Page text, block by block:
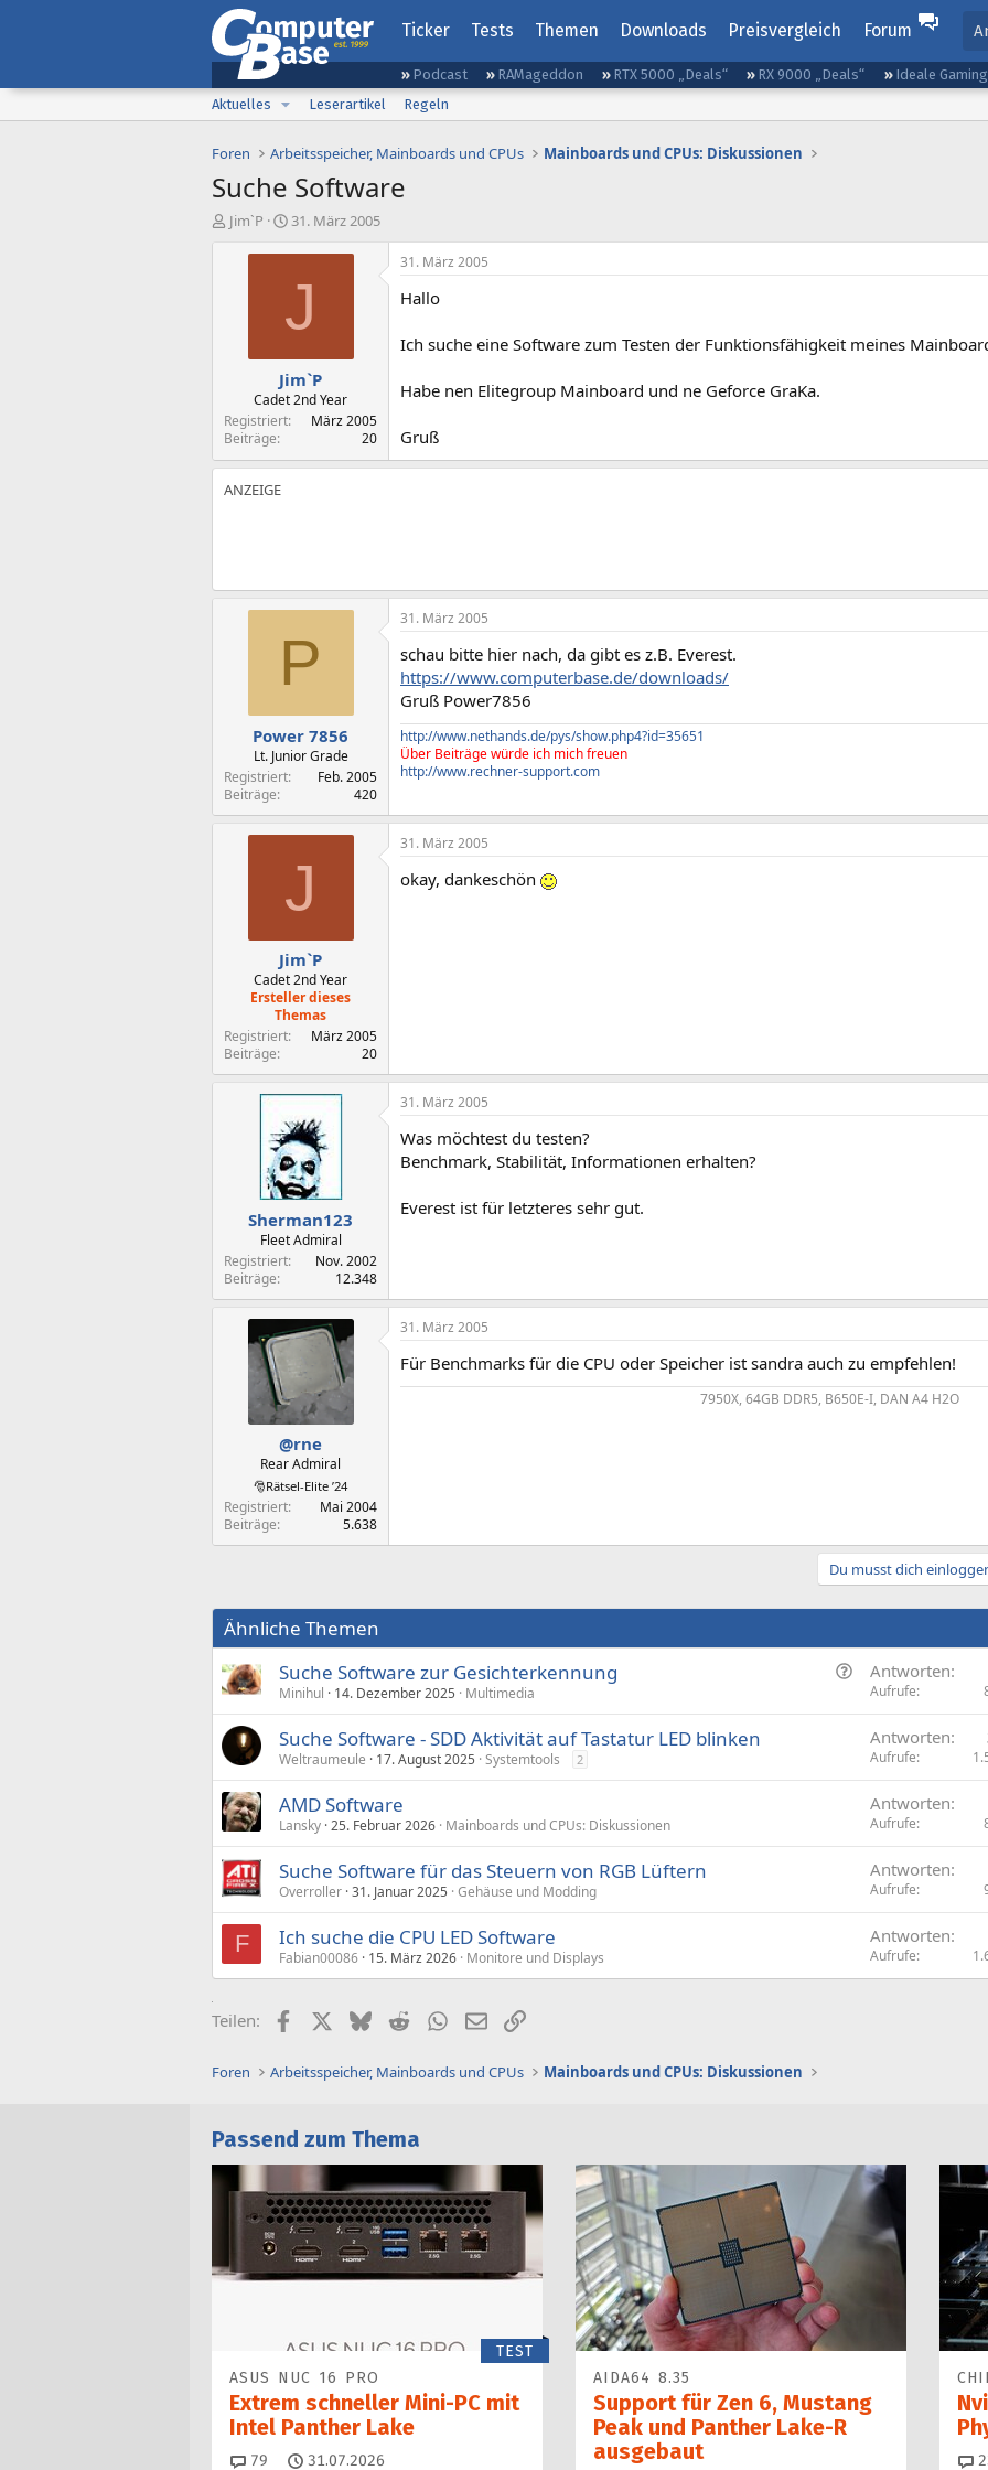
Ticker Tests Themen Downloads Preisvergleich Forum
Podcast RAMageddon RTX 5000 „Deals“ RX 9000 „Deals“ Ideale
Aktuelles
Leserartikel Regeln
Foren Arbeitsspeicher, Mainboards und CPUs Mainboards und CPUs: Diskussionen
Suche Software
E
Jim`P
E
s
l
t
a
m
31. März 2005
J
Jim`P
Cadet 2nd Year
Registriert
März 2005
Beiträge
20
31. März 2005
Hallo
Ich suche eine Software zum Testen der Funktionsfähigkeit meines
Habe nen Elitegroup Mainboard und ne Geforce GraKa.
Gruß
P
Power 7856
Lt. Junior Grade
Registriert
Feb. 2005
Beiträge
420
31. März 2005
schau bitte hier nach, da gibt es z.B. Everest.
https://www.computerbase.de/downloads/
Gruß Power7856
http://www.nethands.de/pys/show.php4?id=35651
Über Beiträge würde ich mich freuen
http://www.rechner-support.com
J
Jim`P
Cadet 2nd Year
Ersteller dieses
Themas
Registriert
März 2005
Beiträge
20
31. März 2005
okay, dankeschön
Sherman123
Fleet Admiral
Registriert
Nov. 2002
Beiträge
12.348
31. März 2005
Was möchtest du testen?
Benchmark, Stabilität, Informationen erhalten?
Everest ist für letzteres sehr gut.
@rne
Rear Admiral
🎅Rätsel-Elite ’24
Registriert
Mai 2004
Beiträge
5.638
31. März 2005
Für Benchmarks für die CPU oder Speicher ist sandra auch zu empfehlen!
7950X, 64GB DDR5, B650E-I, DAN A4 H2O​
Du musst dich
Ähnliche Themen
F
a
Suche Software zur Gesichterkennung
Minihul 14. Dezember 2025 Multimedia
Antworten
Aufrufe
Suche Software - SDD Aktivität auf Tastatur LED blinken
Weltraumeule 17. August 2025 Systemtools 2
Antworten
Aufrufe
AMD Software
Lansky 25. Februar 2026 Mainboards und CPUs: Diskussionen
Antworten
Aufrufe
Suche Software für das Steuern von RGB Lüftern
Overroller 31. Januar 2025 Gehäuse und Modding
Antworten
Aufrufe
F Ich suche die CPU LED Software
Fabian00086 15. März 2026 Monitore und Displays
Antworten
Aufrufe
Teilen: FacebookX (Twitter)
BlueskyRedditWhatsApp
E-MailLink
Foren Arbeitsspeicher, Mainboards und CPUs Mainboards und CPUs: Diskussionen
Passend zum Thema
TEST
ASUS NUC 16 PRO
Extrem schneller Mini-PC mit
Intel Panther Lake
79 Kommentare
31.07.2026
AIDA64 8.35
Support für Zen 6, Mustang
Peak und Panther Lake-R
ausgebaut